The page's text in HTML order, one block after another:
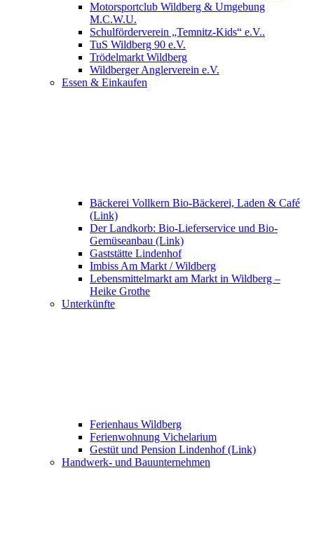
Motorsportclub Wildberg & Umgebung
M.C.W.U.
Schulförderverein „Temnitz-Kids“ e.V..
TuS Wildberg 90 e.V.
Trödelmarkt Wildberg
Wildberger Anglerverein e.V.
Essen & Einkaufen
Bäckerei Vollkern Bio-Bäckerei, Laden & Café
(Link)
Der Landkorb: Bio-Lieferservice und Bio-
Gemüseanbau (Link)
Gaststätte Lindenhof
Imbiss Am Markt / Wildberg
Lebensmittelmarkt am Markt in Wildberg –
Heike Grothe
Unterkünfte
Ferienhaus Wildberg
Ferienwohnung Vichelarium
Gestüt und Pension Lindenhof (Link)
Handwerk- und Bauunternehmen